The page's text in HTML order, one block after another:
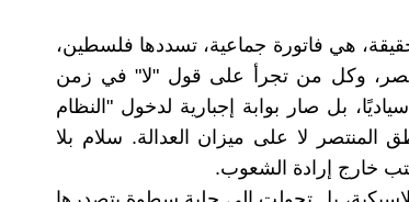
هي فاتورة جماعية، تسددها فلسطين،
ومصر، وكل من تجرأ على قول "لا" في زمن
بل صار بوابة إجبارية لدخول "النظام
المنتصر لا على ميزان العدالة. سلام بلا
خارج إرادة الشعوب.